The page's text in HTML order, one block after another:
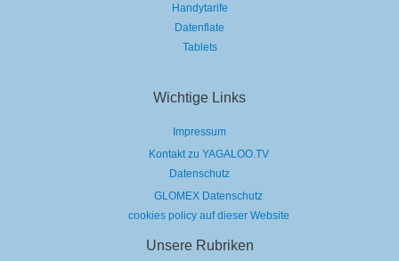
Handytarife
Datenflate
Tablets
Wichtige Links
Impressum
Kontakt zu YAGALOO.TV
Datenschutz
GLOMEX Datenschutz
cookies policy auf dieser Website
Unsere Rubriken